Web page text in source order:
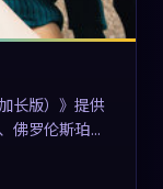
长版）》提供
罗伦斯·珀与
内容在有限空
清流畅、人物